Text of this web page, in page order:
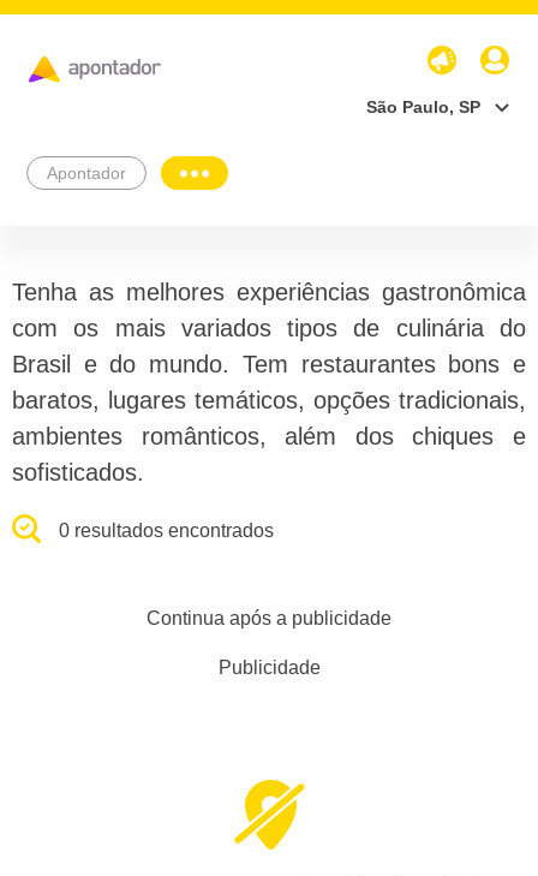
São Paulo, SP
Apontador
Tenha as melhores experiências gastronômica
com os mais variados tipos de culinária do
Brasil e do mundo. Tem restaurantes bons e
baratos, lugares temáticos, opções tradicionais,
ambientes românticos, além dos chiques e
sofisticados.
0 resultados encontrados
Continua após a publicidade
Publicidade